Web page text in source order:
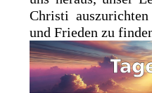
Christi
und Frieden zu